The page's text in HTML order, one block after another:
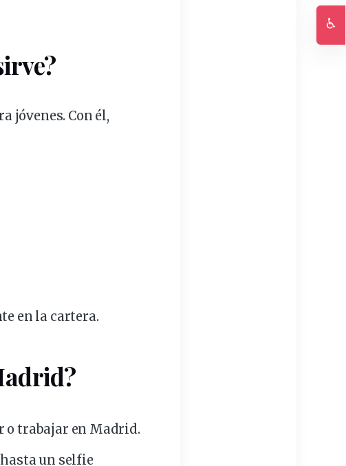
jóvenes. Con él,
en la cartera.
o trabajar en Madrid.
un selfie
♿